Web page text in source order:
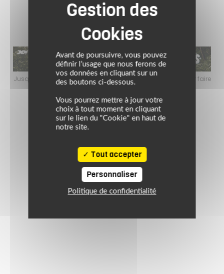
pour faire
Jusqu’au 24 août 2026, profitez de l’ambiance estivale pour
le plein de bons plans sur l’équipement motard !
Avant de poursuivre, vous pouvez
définir l’usage que nous ferons de
vos données en cliquant sur un
des boutons ci-dessous.
Vous pourrez mettre à jour votre
choix à tout moment en cliquant
sur le lien du "Cookie" en haut de
notre site.
Tout accepter
Personnaliser
Politique de confidentialité